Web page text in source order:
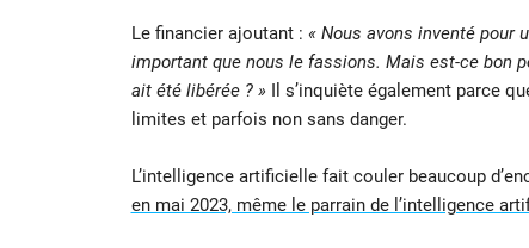
Le financier ajoutant : « Nous avons inventé pour
important que nous le fassions. Mais est-ce bon
ait été libérée ? » Il s’inquiète également parce
limites et parfois non sans danger.
L’intelligence artificielle fait couler beaucoup
en mai 2023, même le parrain de l’intelligence